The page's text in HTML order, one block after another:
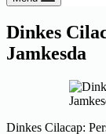
Dinkes
Jamkesda
Dinkes Cilacap: